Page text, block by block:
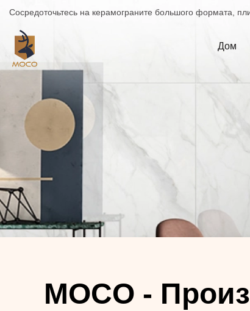
Сосредоточьтесь на керамограните большого формата,
Дом
MOCO -